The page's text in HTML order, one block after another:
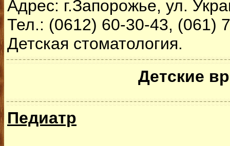
Адрес: г.Запорожье, ул.
Тел.: (0612) 60-30-43, (061)
Детская стоматология.
Детские
Педиатр